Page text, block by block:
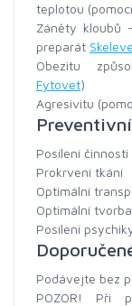
teplotou
Záněty kloubů
preparát
Obezitu
Fytovet)
Agresivitu
Posílení činnosti
Prokrvení tkání
Optimální
Optimální
Posílení
Podávejte bez
POZOR! Při